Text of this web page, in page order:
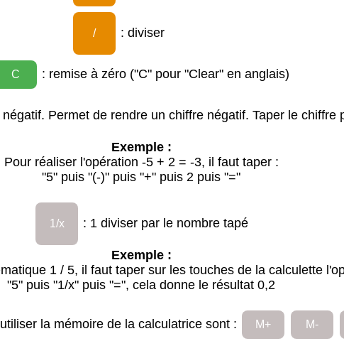
/ : diviser
C : remise à zéro ("C" pour "Clear" en anglais)
Permet de rendre un chiffre négatif. Taper le chiffre
Exemple :
Pour réaliser l'opération -5 + 2 = -3, il faut taper :
"5" puis "(-)" puis "+" puis 2 puis "="
1/x : 1 diviser par le nombre tapé
Exemple :
1 / 5, il faut taper sur les touches de la calculette
"5" puis "1/x" puis "=", cela donne le résultat 0,2
la mémoire de la calculatrice sont : M+ M-